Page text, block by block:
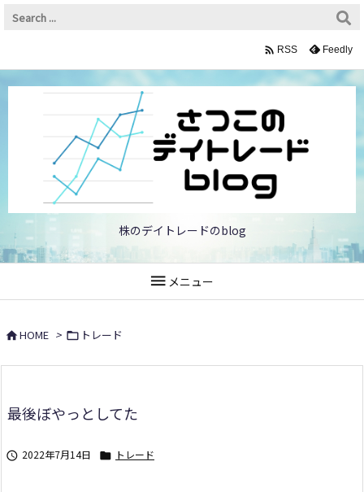
株のデイトレードのblog
メニュー
 RSS Feedly
HOME >  トレード
最後ぼやっとしてた
 2022年7月14日  トレード